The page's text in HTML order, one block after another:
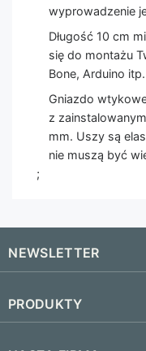
wyprowadzenie
Długość 10 cm
się do montażu
Bone, Arduino
Gniazdo
z
mm. Uszy są
nie muszą być
;
NEWSLETTER
PRODUKTY